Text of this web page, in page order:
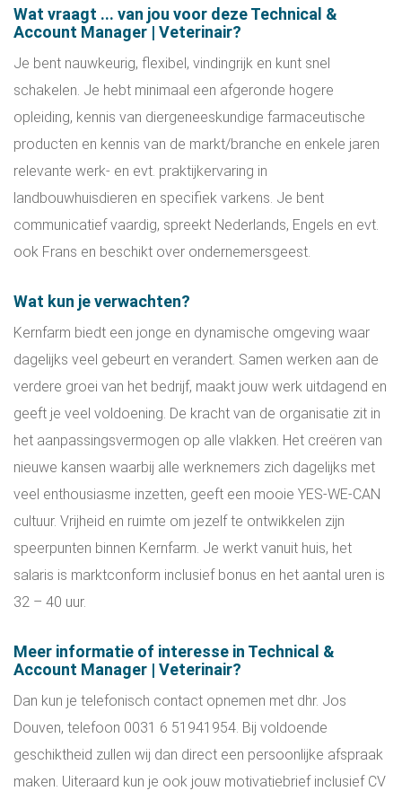
Wat vraagt ... van jou voor deze Technical &
Account Manager | Veterinair?
Je bent nauwkeurig, flexibel, vindingrijk en kunt snel
schakelen. Je hebt minimaal een afgeronde hogere
opleiding, kennis van diergeneeskundige farmaceutische
producten en kennis van de markt/branche en enkele jaren
relevante werk- en evt. praktijkervaring in
landbouwhuisdieren en specifiek varkens. Je bent
communicatief vaardig, spreekt Nederlands, Engels en evt.
ook Frans en beschikt over ondernemersgeest.
Wat kun je verwachten?
Kernfarm biedt een jonge en dynamische omgeving waar
dagelijks veel gebeurt en verandert. Samen werken aan de
verdere groei van het bedrijf, maakt jouw werk uitdagend en
geeft je veel voldoening. De kracht van de organisatie zit in
het aanpassingsvermogen op alle vlakken. Het creëren van
nieuwe kansen waarbij alle werknemers zich dagelijks met
veel enthousiasme inzetten, geeft een mooie YES-WE-CAN
cultuur. Vrijheid en ruimte om jezelf te ontwikkelen zijn
speerpunten binnen Kernfarm. Je werkt vanuit huis, het
salaris is marktconform inclusief bonus en het aantal uren is
32 – 40 uur.
Meer informatie of interesse in Technical &
Account Manager | Veterinair?
Dan kun je telefonisch contact opnemen met dhr. Jos
Douven, telefoon 0031 6 51941954. Bij voldoende
geschiktheid zullen wij dan direct een persoonlijke afspraak
maken. Uiteraard kun je ook jouw motivatiebrief inclusief CV